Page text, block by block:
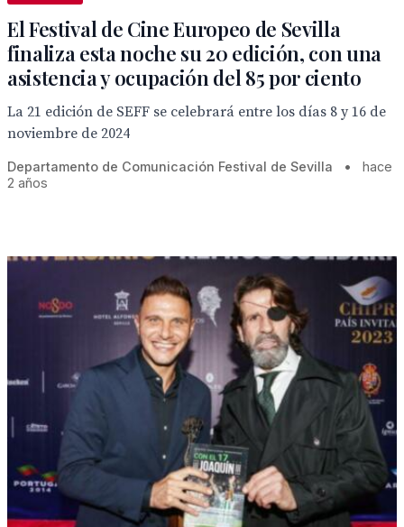
El Festival de Cine Europeo de Sevilla
finaliza esta noche su 20 edición, con una
asistencia y ocupación del 85 por ciento
La 21 edición de SEFF se celebrará entre los días 8 y 16 de
noviembre de 2024
Departamento de Comunicación Festival de Sevilla •
hace
2 años